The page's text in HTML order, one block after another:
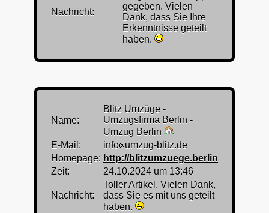
Nachricht:
gegeben. Vielen
Dank, dass Sie Ihre
Erkenntnisse geteilt
haben.
Name:
Blitz Umzüge -
Umzugsfirma Berlin -
Umzug Berlin
E-Mail:
info
umzug-blitz.de
Homepage: http://blitzumzuege.berlin
Zeit:
24.10.2024 um 13:46
Nachricht:
Toller Artikel. Vielen Dank,
dass Sie es mit uns geteilt
haben.